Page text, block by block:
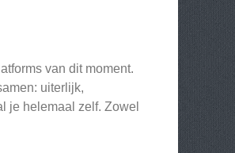
van dit moment.
uiterlijk,
je helemaal zelf. Zowel